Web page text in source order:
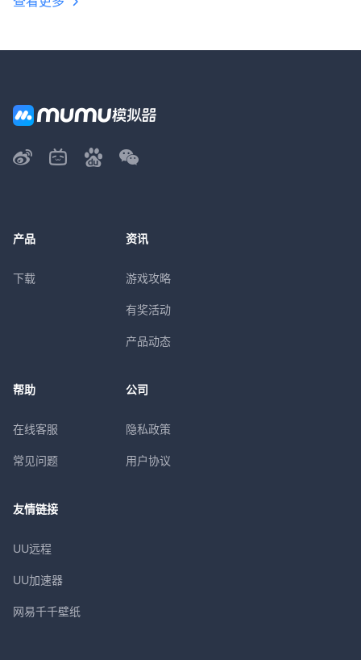
产品
下载
资讯
游戏攻略
有奖活动
产品动态
帮助
在线客服
常见问题
公司
隐私政策
用户协议
友情链接
UU远程
UU加速器
网易千千壁纸